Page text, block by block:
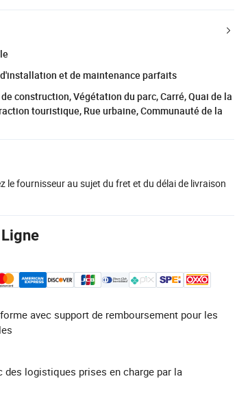
et de maintenance parfaits
construction, Végétation du parc, Carré, Quai de la
touristique, Rue urbaine, Communauté de la
le fournisseur au sujet du fret et du délai de livraison
avec support de remboursement pour les
logistiques prises en charge par la